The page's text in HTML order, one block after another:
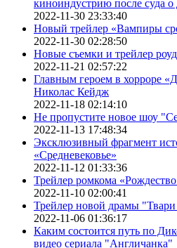
киноиндустрию после суда о
2022-11-30 23:33:40
Новый трейлер «Вампиры
2022-11-30 02:28:50
Новые съемки и трейлер
2022-11-21 02:57:22
Главным героем в хорроре
Николас Кейдж
2022-11-18 02:14:10
Не пропустите новое шоу
2022-11-13 17:48:34
Эксклюзивный фрагмент
«Средневековье»
2022-11-12 01:33:36
Трейлер ромкома
2022-11-10 02:00:41
Трейлер новой драмы
2022-11-06 01:36:17
Каким состоится путь по
видео сериала "Англичанка"